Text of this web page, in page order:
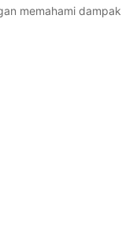
memahami